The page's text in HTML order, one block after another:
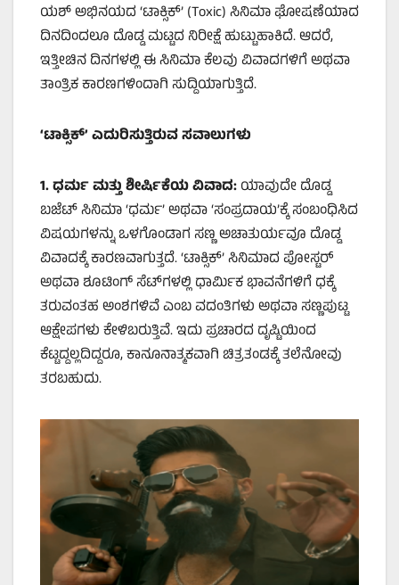
ಯಶ್ ಅಭಿನಯದ ‘ಟಾಕ್ಸಿಕ್’ (Toxic) ಸಿನಿಮಾ ಘೋಷಣೆಯಾದ
ದಿನದಿಂದಲೂ ದೊಡ್ಡ ಮಟ್ಟದ ನಿರೀಕ್ಷೆ ಹುಟ್ಟುಹಾಕಿದೆ. ಆದರೆ,
ಇತ್ತೀಚಿನ ದಿನಗಳಲ್ಲಿ ಈ ಸಿನಿಮಾ ಕೆಲವು ವಿವಾದಗಳಿಗೆ ಅಥವಾ
ತಾಂತ್ರಿಕ ಕಾರಣಗಳಿಂದಾಗಿ ಸುದ್ದಿಯಾಗುತ್ತಿದೆ.
‘ಟಾಕ್ಸಿಕ್’ಎದುರಿಸುತ್ತಿರುವಸವಾಲುಗಳು
1.ಧರ್ಮ ಮತ್ತು ಶೀರ್ಷಿಕೆಯ ವಿವಾದ:ಯಾವುದೇ ದೊಡ್ಡ
ಬಜೆಟ್ ಸಿನಿಮಾ ‘ಧರ್ಮ’ ಅಥವಾ ‘ಸಂಪ್ರದಾಯ’ಕ್ಕೆ ಸಂಬಂಧಿಸಿದ
ವಿಷಯಗಳನ್ನು ಒಳಗೊಂಡಾಗ ಸಣ್ಣ ಅಚಾತುರ್ಯವೂ ದೊಡ್ಡ
ವಿವಾದಕ್ಕೆ ಕಾರಣವಾಗುತ್ತದೆ. ‘ಟಾಕ್ಸಿಕ್’ ಸಿನಿಮಾದ ಪೋಸ್ಟರ್
ಅಥವಾ ಶೂಟಿಂಗ್ ಸೆಟ್‌ಗಳಲ್ಲಿ ಧಾರ್ಮಿಕ ಭಾವನೆಗಳಿಗೆ ಧಕ್ಕೆ
ತರುವಂತಹ ಅಂಶಗಳಿವೆ ಎಂಬ ವದಂತಿಗಳು ಅಥವಾ ಸಣ್ಣಪುಟ್ಟ
ಆಕ್ಷೇಪಗಳು ಕೇಳಿಬರುತ್ತಿವೆ. ಇದು ಪ್ರಚಾರದ ದೃಷ್ಟಿಯಿಂದ
ಕೆಟ್ಟದ್ದಲ್ಲದಿದ್ದರೂ, ಕಾನೂನಾತ್ಮಕವಾಗಿ ಚಿತ್ರತಂಡಕ್ಕೆ ತಲೆನೋವು
ತರಬಹುದು.